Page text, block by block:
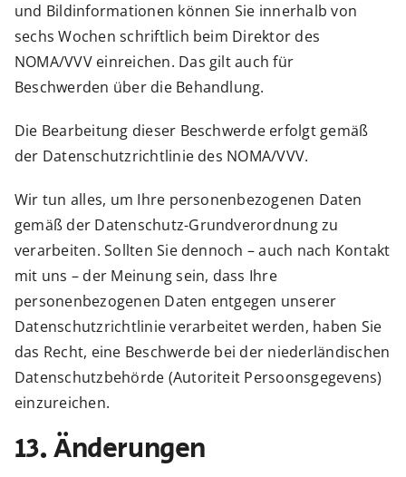
und Bildinformationen können Sie innerhalb von
sechs Wochen schriftlich beim Direktor des
NOMA/VVV einreichen. Das gilt auch für
Beschwerden über die Behandlung.
Die Bearbeitung dieser Beschwerde erfolgt gemäß
der Datenschutzrichtlinie des NOMA/VVV.
Wir tun alles, um Ihre personenbezogenen Daten
gemäß der Datenschutz-Grundverordnung zu
verarbeiten. Sollten Sie dennoch – auch nach Kontakt
mit uns – der Meinung sein, dass Ihre
personenbezogenen Daten entgegen unserer
Datenschutzrichtlinie verarbeitet werden, haben Sie
das Recht, eine Beschwerde bei der niederländischen
Datenschutzbehörde (Autoriteit Persoonsgegevens)
einzureichen.
13. Änderungen